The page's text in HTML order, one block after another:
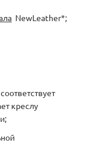
NewLeather*;
соответствует
креслу